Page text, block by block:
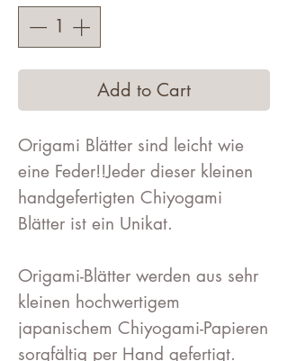
Add to Cart
Origami Blätter sind leicht wie
eine Feder!!Jeder dieser kleinen
handgefertigten Chiyogami
Blätter ist ein Unikat.
Origami-Blätter werden aus sehr
kleinen hochwertigem
japanischem Chiyogami-Papieren
sorgfältig per Hand gefertigt.